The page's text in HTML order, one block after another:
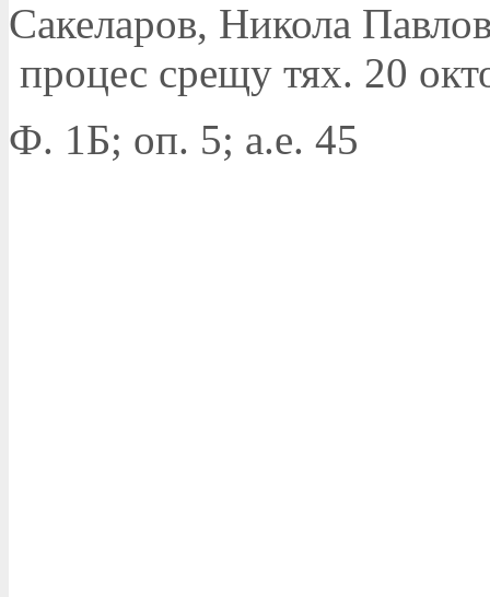
Сакеларов, Никола
процес срещу тях. 20
Ф. 1Б; оп. 5; а.е. 45